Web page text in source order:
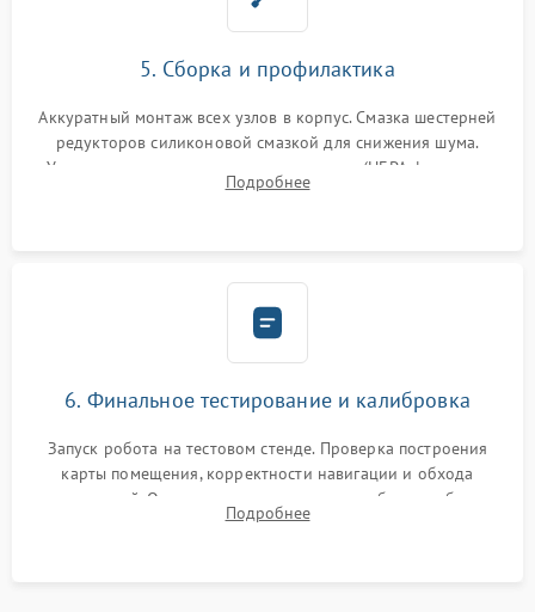
5. Сборка и профилактика
Аккуратный монтаж всех узлов в корпус. Смазка шестерней
редукторов силиконовой смазкой для снижения шума.
Установка новых расходных материалов (HEPA-фильтров,
микрофибры, щеток). Надежная фиксация разъемов и
Подробнее
6. Финальное тестирование и калибровка
Запуск робота на тестовом стенде. Проверка построения
карты помещения, корректности навигации и обхода
препятствий. Оценка силы всасывания и работы турбины.
Тестирование автоматического возврата на док-станцию и
Подробнее